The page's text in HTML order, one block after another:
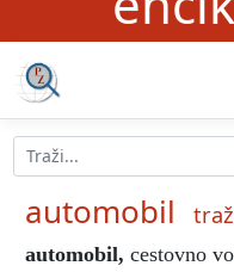
automobil
automobil, cestovno